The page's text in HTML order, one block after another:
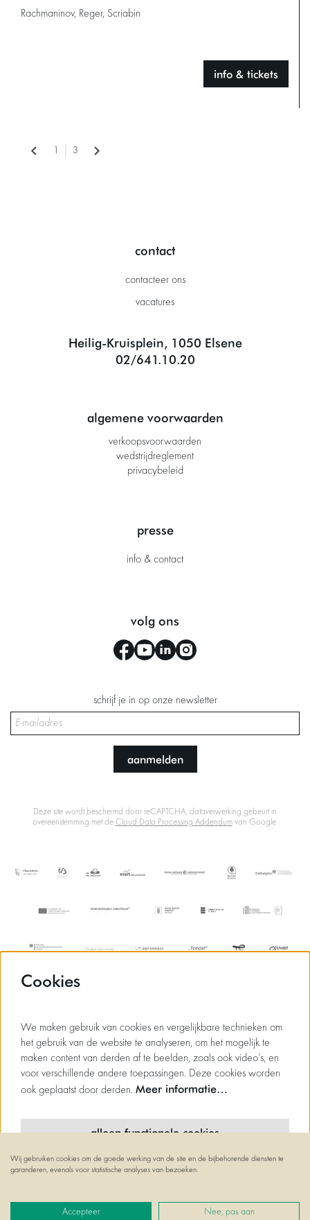
Rachmaninov, Reger, Scriabin
info & tickets
3
contact
contacteer ons
vacatures
Heilig-Kruisplein, 1050 Elsene
02/641.10.20
algemene voorwaarden
verkoopsvoorwaarden
wedstrijdreglement
privacybeleid
presse
info & contact
volg ons
schrijf je in op onze newsletter
aanmelden
Deze site wordt beschermd door reCAPTCHA, dataverwerking gebeurt in
overeenstemming met de Cloud Data Processing Addendumvan Google.
Cookies
We maken gebruik van cookies en vergelijkbare technieken om
het gebruik van de website te analyseren, om het mogelijk te
maken content van derden af te beelden, zoals ook video’s, en
voor verschillende andere toepassingen. Deze cookies worden
ook geplaatst door derden. Meer informatie…
alleen functionele cookies
minimale cookies
alle cookies
Wij gebruiken cookies om de goede werking van de site en de bijbehorende diensten te
garanderen, evenals voor statistische analyses van bezoeken.
Accepteer Nee, pas aan